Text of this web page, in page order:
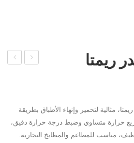
سم
ندر
ريمت
ا 3
ريمتا
مثالية لتحمير وإنهاء الأطباق بطريقة
حرارة متساوي وضبط درجة حرارة دقيق،
مناسب للمطاعم والمطابخ التجارية.